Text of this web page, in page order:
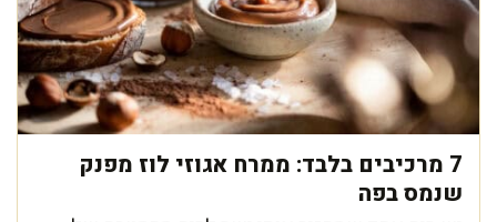
7 מרכיבים בלבד: ממרח אגוזי לוז מפנק
שנמס בפה